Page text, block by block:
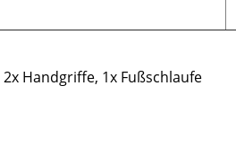
2x Handgriffe, 1x Fußschlaufe